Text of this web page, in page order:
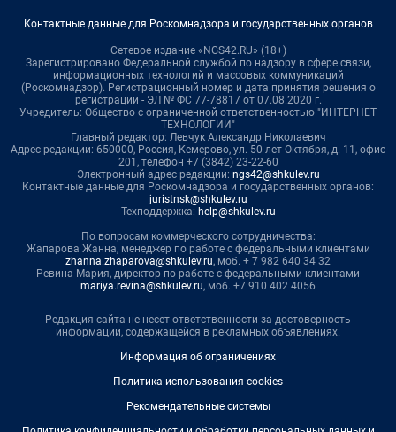
Контактные данные для Роскомнадзора и государственных органов
Сетевое издание «NGS42.RU» (18+)
Зарегистрировано Федеральной службой по надзору в сфере связи,
информационных технологий и массовых коммуникаций
(Роскомнадзор). Регистрационный номер и дата принятия решения о
регистрации - ЭЛ № ФС 77-78817 от 07.08.2020 г.
Учредитель: Общество с ограниченной ответственностью "ИНТЕРНЕТ
ТЕХНОЛОГИИ"
Главный редактор: Левчук Александр Николаевич
Адрес редакции: 650000, Россия, Кемерово, ул. 50 лет Октября, д. 11, офис
201, телефон +7 (3842) 23-22-60
Электронный адрес редакции: ngs42@shkulev.ru
Контактные данные для Роскомнадзора и государственных органов:
juristnsk@shkulev.ru
Техподдержка: help@shkulev.ru
По вопросам коммерческого сотрудничества:
Жапарова Жанна, менеджер по работе с федеральными клиентами
zhanna.zhaparova@shkulev.ru, моб. + 7 982 640 34 32
Ревина Мария, директор по работе с федеральными клиентами
mariya.revina@shkulev.ru, моб. +7 910 402 4056
Редакция сайта не несет ответственности за достоверность
информации, содержащейся в рекламных объявлениях.
Информация об ограничениях
Политика использования cookies
Рекомендательные системы